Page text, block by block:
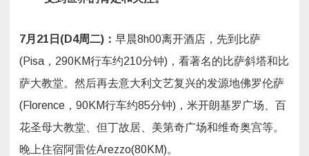
7月 21 日 (D4周二) ： 早晨8h00离开酒店，先到比萨
(Pisa，290KM行车约210分钟)，看著名的比萨斜塔和比
萨大教堂。然后再去意大利文艺复兴的发源地佛罗伦萨
(Florence，90KM行车约85分钟)，米开朗基罗广场、百
花圣母大教堂、但丁故居、美第奇广场和维奇奥宫等。
晚上住宿阿雷佐Arezzo(80KM)。